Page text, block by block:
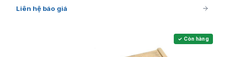
cho chuỗi bán lẻ nhỏ.
Liên hệ báo giá
✓ Còn hàng